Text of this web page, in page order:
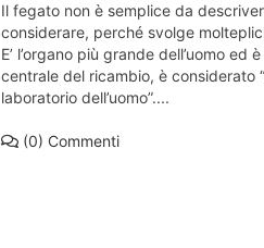
Il fegato non è semplice da
considerare, perché svolge
E’ l’organo più grande dell’uomo ed è
centrale del ricambio, è considerato
laboratorio dell’uomo”....
(0) Commenti